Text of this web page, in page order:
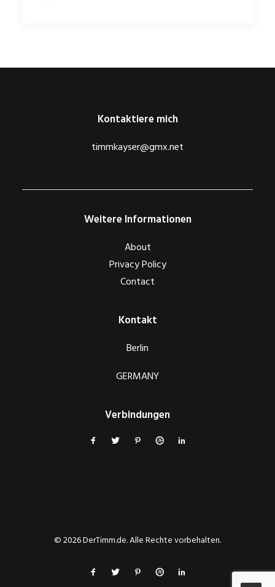
Kontaktiere mich
timmkayser@gmx.net
Weitere Informationen
About
Privacy Policy
Contact
Kontakt
Berlin
GERMANY
Verbindungen
© 2026 DerTimm.de. Alle Rechte vorbehalten.